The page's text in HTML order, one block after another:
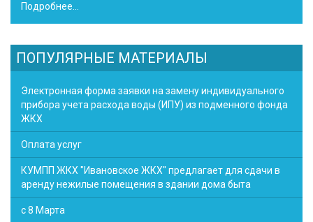
Подробнее...
ПОПУЛЯРНЫЕ МАТЕРИАЛЫ
Электронная форма заявки на замену индивидуального
прибора учета расхода воды (ИПУ) из подменного фонда
ЖКХ
Оплата услуг
КУМПП ЖКХ "Ивановское ЖКХ" предлагает для сдачи в
аренду нежилые помещения в здании дома быта
с 8 Марта